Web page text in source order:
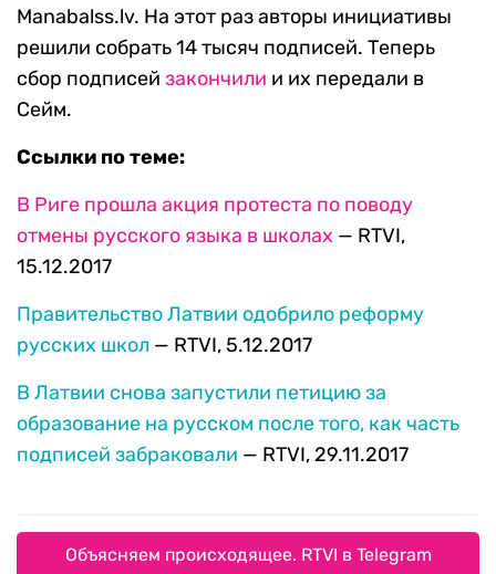
Manabalss.lv. На этот раз авторы инициативы
решили собрать 14 тысяч подписей. Теперь
сбор подписей закончили и их передали в
Сейм.
Ссылки по теме:
В Риге прошла акция протеста по поводу
отмены русского языка в школах — RTVI,
15.12.2017
Правительство Латвии одобрило реформу
русских школ — RTVI, 5.12.2017
В Латвии снова запустили петицию за
образование на русском после того, как часть
подписей забраковали — RTVI, 29.11.2017
Объясняем происходящее. RTVI в Telegram